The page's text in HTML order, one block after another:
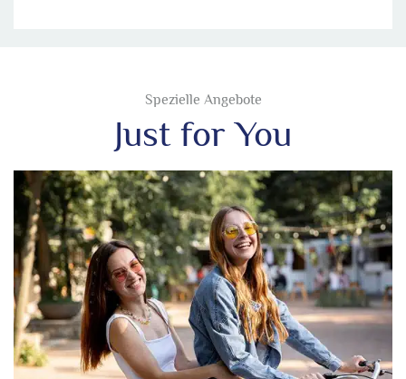
Spezielle Angebote
Just for You